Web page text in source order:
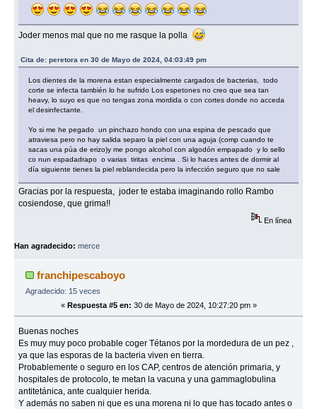
Joder menos mal que no me rasque la polla
Cita de: peretora en 30 de Mayo de 2024, 04:03:49 pm
Los dientes de la morena estan especialmente cargados de bacterias, todo
corte se infecta también lo he sufrido Los espetones no creo que sea tan
heavy, lo suyo es que no tengas zona mordida o con cortes donde no acceda
el desinfectante.
Yo si me he pegado un pinchazo hondo con una espina de pescado que
atraviesa pero no hay salida separo la piel con una aguja (comp cuando te
sacas una púa de erizo)y me pongo alcohol con algodón empapado y lo sello
co nun espadadrapo o varias tiritas encima . Si lo haces antes de dormir al
día siguiente tienes la piel reblandecida pero la infección seguro que no sale
Gracias por la respuesta, joder te estaba imaginando rollo Rambo
cosiendose, que grima!!
En línea
Han agradecido: merce
franchipescaboyo
Agradecido: 15 veces
« Respuesta #5 en: 30 de Mayo de 2024, 10:27:20 pm »
Buenas noches
Es muy muy poco probable coger Tétanos por la mordedura de un pez ,
ya que las esporas de la bacteria viven en tierra.
Probablemente o seguro en los CAP, centros de atención primaria, y
hospitales de protocolo, te metan la vacuna y una gammaglobulina
antitetánica, ante cualquier herida.
Y además no saben ni que es una morena ni lo que has tocado antes o